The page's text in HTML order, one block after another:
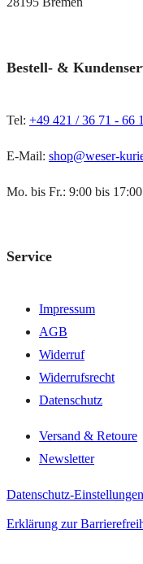
Bestell- &
Tel: +49 421 / 36 71 - 66
E-Mail: shop@weser-
Mo. bis Fr.: 9:00 bis
Service
Impressum
AGB
Widerruf
Widerrufsrecht
Datenschutz
Versand & Retoure
Newsletter
Datenschutz-Einstellungen
Erklärung zur